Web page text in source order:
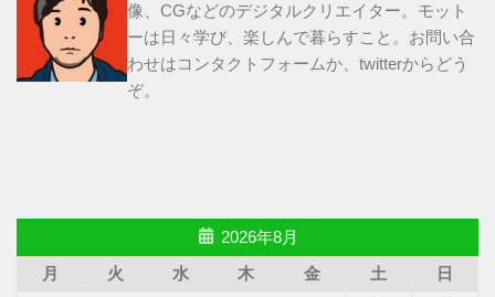
像、CGなどのデジタルクリエイター。モット
ーは日々学び、楽しんで暮らすこと。お問い合
わせはコンタクトフォームか、 twitterからどう
ぞ。
2026年8月
月
火 水 木 金 土 日